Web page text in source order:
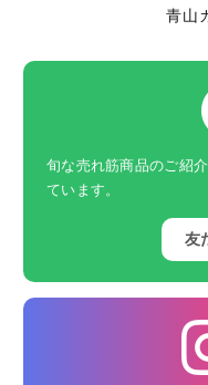
青山
旬な売れ筋商品のご紹
ています。
友